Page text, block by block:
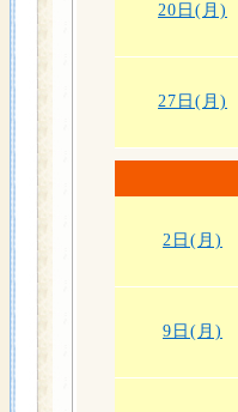
20日(月)
27日(月)
2日(月)
9日(月)